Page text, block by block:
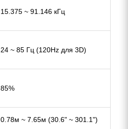
15.375 ~ 91.146 кГц
24 ~ 85 Гц (120Hz для 3D)
85%
0.78м ~ 7.65м (30.6" ~ 301.1")